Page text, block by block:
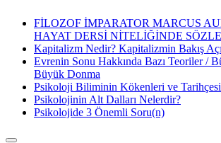
FİLOZOF İMPARATOR MARCUS
HAYAT DERSİ NİTELİĞİNDE
Kapitalizm Nedir? Kapitalizmin Bakış
Evrenin Sonu Hakkında Bazı Teoriler /
Büyük Donma
Psikoloji Biliminin Kökenleri ve Tarihçesi
Psikolojinin Alt Dalları Nelerdir?
Psikolojide 3 Önemli Soru(n)